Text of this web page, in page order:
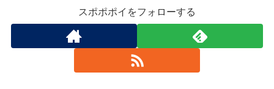
スポポポイをフォローする